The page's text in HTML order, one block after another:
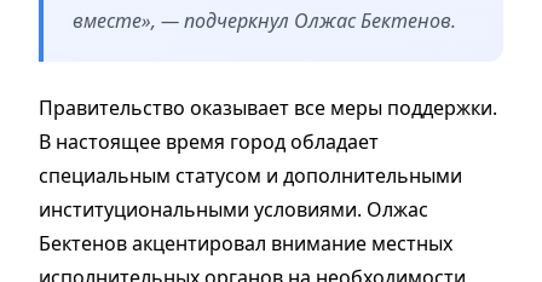
вместе», — подчеркнул Олжас Бектенов.
Правительство оказывает все меры поддержки.
В настоящее время город обладает
специальным статусом и дополнительными
институциональными условиями. Олжас
Бектенов акцентировал внимание местных